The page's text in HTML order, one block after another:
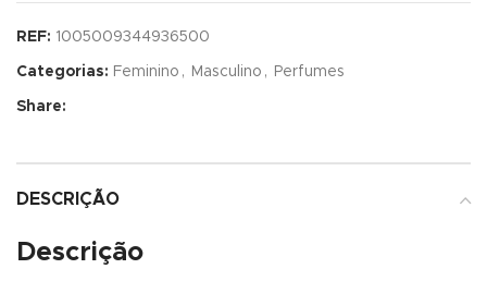
REF: 1005009344936500
Categorias: Feminino , Masculino , Perfumes
Share:
DESCRIÇÃO
Descrição